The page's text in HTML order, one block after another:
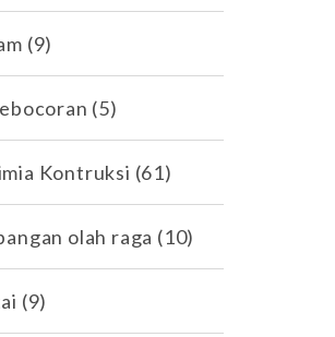
(9)
(5)
Kontruksi (61)
olah raga (10)
(9)